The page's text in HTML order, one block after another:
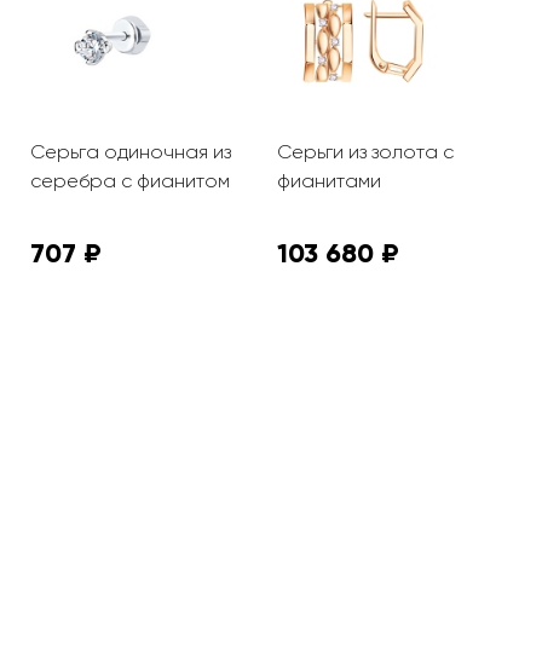
Серьга одиночная из
серебра с фианитом
707 ₽
Серьги из золота с
фианитами
103 680 ₽